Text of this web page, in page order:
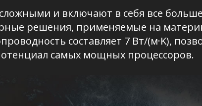
и включают в себя все
решения, применяемые на
составляет 7 Вт/(м·K),
самых мощных процессоров.